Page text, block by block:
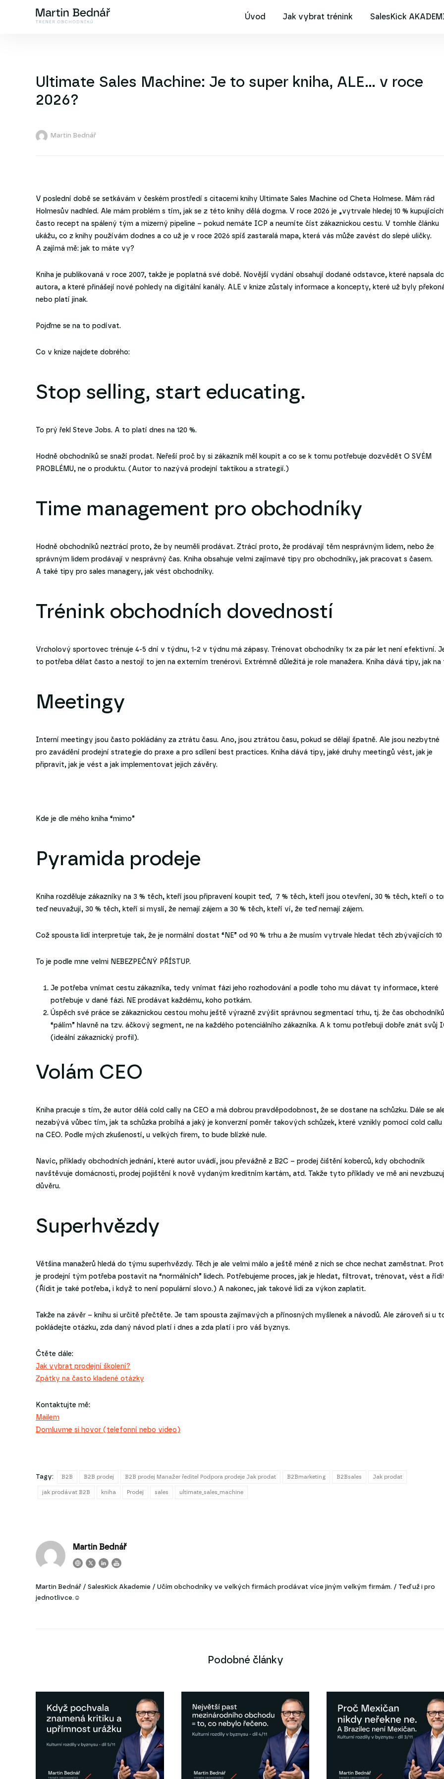
Úvod Jak vybrat trénink SalesKick
Ultimate Sales Machine: Je to super kniha, ALE… v roce
2026?
Martin Bednář
V poslední době se setkávám v českém prostředí s citacemi knihy Ultimate Sales Machine od Cheta Holmese. Mám rád
Holmesův nadhled. Ale mám problém s tím, jak se z této knihy dělá dogma. V roce 2026 je „vytrvale hledej 10 %
často recept na spálený tým a mizerný pipeline – pokud nemáte ICP a neumíte číst zákaznickou cestu. V tomhle článku
ukážu, co z knihy používám dodnes a co už je v roce 2026 spíš zastaralá mapa, která vás může zavést do slepé uličky.
A zajímá mě: jak to máte vy?
Kniha je publikovaná v roce 2007, takže je poplatná své době. Novější vydání obsahují dodané odstavce, které napsala
autora, a které přinášejí nové pohledy na digitální kanály. ALE v knize zůstaly informace a koncepty, které už byly
nebo platí jinak.
Pojďme se na to podívat.
Co v knize najdete dobrého:
Stop selling, start educating.
To prý řekl Steve Jobs. A to platí dnes na 120 %.
Hodně obchodníků se snaží prodat. Neřeší proč by si zákazník měl koupit a co se k tomu potřebuje dozvědět O SVÉM
PROBLÉMU, ne o produktu. (Autor to nazývá prodejní taktikou a strategií.)
Time management pro obchodníky
Hodně obchodníků neztrácí proto, že by neuměli prodávat. Ztrácí proto, že prodávají těm nesprávným lidem, nebo že
správným lidem prodávají v nesprávný čas. Kniha obsahuje velmi zajímavé tipy pro obchodníky, jak pracovat s časem.
A také tipy pro sales managery, jak vést obchodníky.
Trénink obchodních dovedností
Vrcholový sportovec trénuje 4-5 dní v týdnu, 1-2 v týdnu má zápasy. Trénovat obchodníky 1x za pár let není efektivní.
to potřeba dělat často a nestojí to jen na externím trenérovi. Extrémně důležitá je role manažera. Kniha dává tipy, jak na
Meetingy
Interní meetingy jsou často pokládány za ztrátu času. Ano, jsou ztrátou času, pokud se dělají špatně. Ale jsou nezbytné
pro zavádění prodejní strategie do praxe a pro sdílení best practices. Kniha dává tipy, jaké druhy meetingů vést, jak je
připravit, jak je vést a jak implementovat jejich závěry.
Kde je dle mého kniha “mimo”
Pyramida prodeje
Kniha rozděluje zákazníky na 3 % těch, kteří jsou připravení koupit teď, 7 % těch, kteří jsou otevření, 30 % těch, kteří o
teď neuvažují, 30 % těch, kteří si myslí, že nemají zájem a 30 % těch, kteří ví, že teď nemají zájem.
Což spousta lidí interpretuje tak, že je normální dostat “NE” od 90 % trhu a že musím vytrvale hledat těch zbývajících 10
To je podle mne velmi NEBEZPEČNÝ PŘÍSTUP.
Je potřeba vnímat cestu zákazníka, tedy vnímat fázi jeho rozhodování a podle toho mu dávat ty informace, které
potřebuje v dané fázi. NE prodávat každému, koho potkám.
Úspěch své práce se zákaznickou cestou mohu ještě výrazně zvýšit správnou segmentací trhu, tj. že čas obchodníků
“pálím” hlavně na tzv. áčkový segment, ne na každého potenciálního zákazníka. A k tomu potřebuji dobře znát svůj
(ideální zákaznický profil).
Volám CEO
Kniha pracuje s tím, že autor dělá cold cally na CEO a má dobrou pravděpodobnost, že se dostane na schůzku. Dále se
nezabývá vůbec tím, jak ta schůzka probíhá a jaký je konverzní poměr takových schůzek, které vznikly pomocí cold callu
na CEO. Podle mých zkušeností, u velkých firem, to bude blízké nule.
Navíc, příklady obchodních jednání, které autor uvádí, jsou převážně z B2C – prodej čištění koberců, kdy obchodník
navštěvuje domácnosti, prodej pojištění k nově vydaným kreditním kartám, atd. Takže tyto příklady ve mě ani
důvěru.
Superhvězdy
Většina manažerů hledá do týmu superhvězdy. Těch je ale velmi málo a ještě méně z nich se chce nechat zaměstnat.
je prodejní tým potřeba postavit na “normálních” lidech. Potřebujeme proces, jak je hledat, filtrovat, trénovat, vést a
(Řídit je také potřeba, i když to není populární slovo.) A nakonec, jak takové lidi za výkon zaplatit.
Takže na závěr – knihu si určitě přečtěte. Je tam spousta zajímavých a přínosných myšlenek a návodů. Ale zároveň si u
pokládejte otázku, zda daný návod platí i dnes a zda platí i pro váš byznys.
Čtěte dále:
Jak vybrat prodejní školení?
Zpátky na často kladené otázky
Kontaktujte mě:
Mailem
Domluvme si hovor (telefonní nebo video)
Tagy: B2B B2B prodej B2B prodej Manažer ředitel Podpora prodeje Jak prodat B2Bmarketing B2Bsales Jak prodat
jak prodávat B2B kniha Prodej sales ultimate_sales_machine
Martin Bednář
Martin Bednář / SalesKick Akademie / Učím obchodníky ve velkých firmách prodávat více jiným velkým firmám. / Teď už i pro
jednotlivce.☺
Podobné články